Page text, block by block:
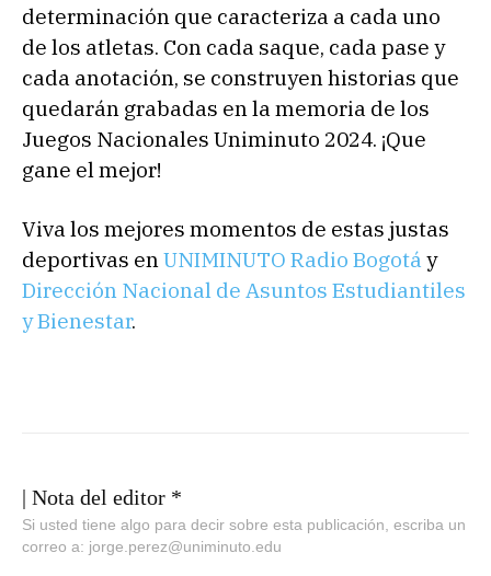
determinación que caracteriza a cada uno
de los atletas. Con cada saque, cada pase y
cada anotación, se construyen historias que
quedarán grabadas en la memoria de los
Juegos Nacionales Uniminuto 2024. ¡Que
gane el mejor!
Viva los mejores momentos de estas justas
deportivas en UNIMINUTO Radio Bogotá y
Dirección Nacional de Asuntos Estudiantiles
y Bienestar.
| Nota del editor *
Si usted tiene algo para decir sobre esta publicación, escriba un
correo a: jorge.perez@uniminuto.edu